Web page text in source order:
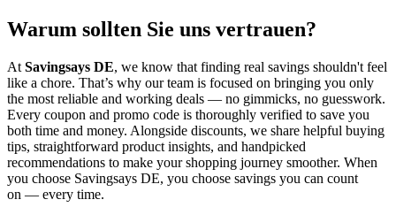
Warum sollten Sie uns vertrauen?
At Savingsays DE, we know that finding real savings shouldn't feel
like a chore. That’s why our team is focused on bringing you only
the most reliable and working deals — no gimmicks, no guesswork.
Every coupon and promo code is thoroughly verified to save you
both time and money. Alongside discounts, we share helpful buying
tips, straightforward product insights, and handpicked
recommendations to make your shopping journey smoother. When
you choose Savingsays DE, you choose savings you can count
on — every time.